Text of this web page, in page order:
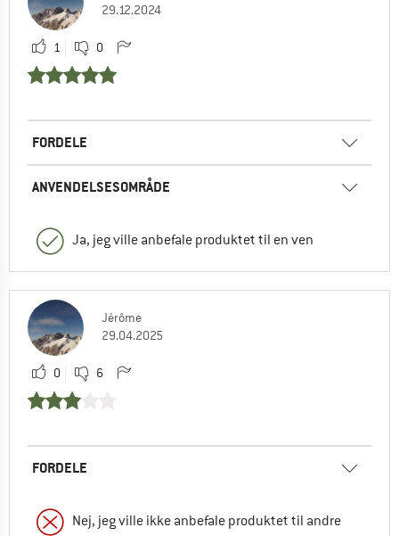
29.12.2024
1 0
FORDELE
ANVENDELSESOMRÅDE
Ja, jeg ville anbefale produktet til en ven
Jérôme
29.04.2025
0 6
FORDELE
Nej, jeg ville ikke anbefale produktet til andre